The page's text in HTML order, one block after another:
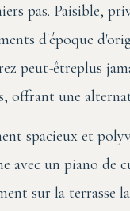
pas. Paisible,
d'époque
peut-êtreplus
offrant une
spacieux et
un piano de
sur la terrasse